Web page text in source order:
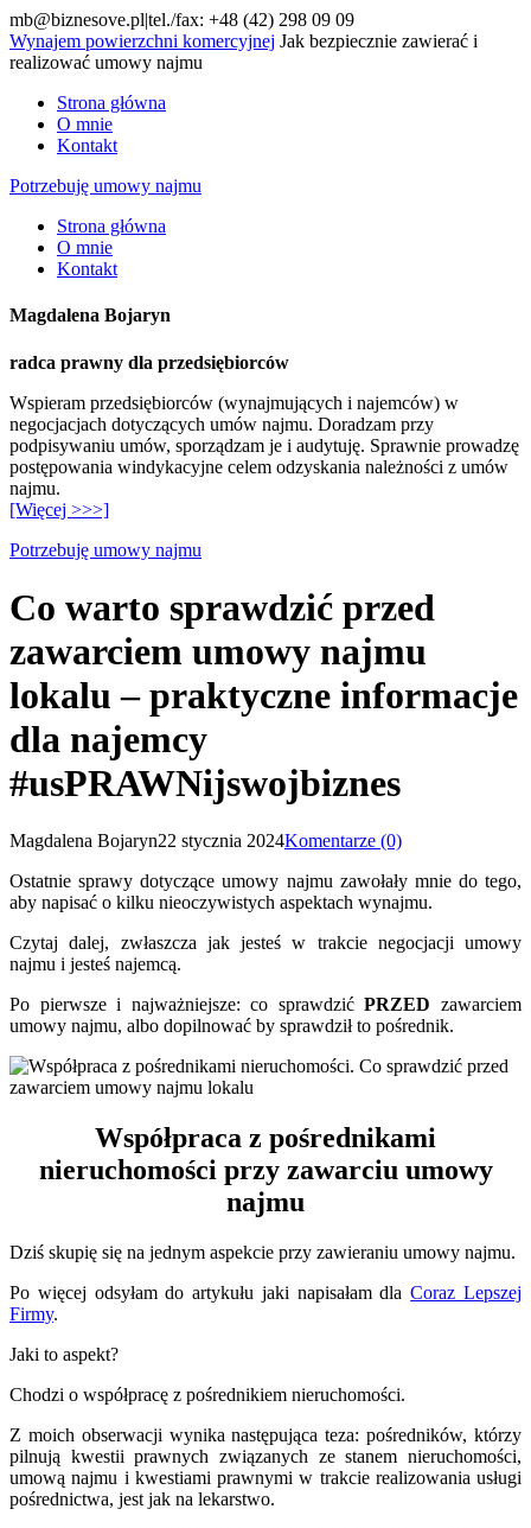
mb@biznesove.pl|tel./fax: +48 (42) 298 09 09
Wynajem powierzchni komercyjnej Jak bezpiecznie zawierać i
realizować umowy najmu
Strona główna
O mnie
Kontakt
Potrzebuję umowy najmu
Strona główna
O mnie
Kontakt
Magdalena Bojaryn
radca prawny dla przedsiębiorców
Wspieram przedsiębiorców (wynajmujących i najemców) w
negocjacjach dotyczących umów najmu. Doradzam przy
podpisywaniu umów, sporządzam je i audytuję. Sprawnie prowadzę
postępowania windykacyjne celem odzyskania należności z umów
najmu.
[Więcej >>>]
Potrzebuję umowy najmu
Co warto sprawdzić przed
zawarciem umowy najmu
lokalu – praktyczne informacje
dla najemcy
#usPRAWNijswojbiznes
Magdalena Bojaryn22 stycznia 2024Komentarze (0)
Ostatnie sprawy dotyczące umowy najmu zawołały mnie do tego,
aby napisać o kilku nieoczywistych aspektach wynajmu.
Czytaj dalej, zwłaszcza jak jesteś w trakcie negocjacji umowy
najmu i jesteś najemcą.
Po pierwsze i najważniejsze: co sprawdzićPRZED zawarciem
umowy najmu, albo dopilnować by sprawdził to pośrednik.
Współpraca z pośrednikami
nieruchomości przy zawarciu umowy
najmu
Dziś skupię się na jednym aspekcie przy zawieraniu umowy najmu.
Po więcej odsyłam do artykułu jaki napisałam dlaCoraz Lepszej
Firmy.
Jaki to aspekt?
Chodzi o współpracę z pośrednikiem nieruchomości.
Z moich obserwacji wynika następująca teza: pośredników, którzy
pilnują kwestii prawnych związanych ze stanem nieruchomości,
umową najmu i kwestiami prawnymi w trakcie realizowania usługi
pośrednictwa, jest jak na lekarstwo.